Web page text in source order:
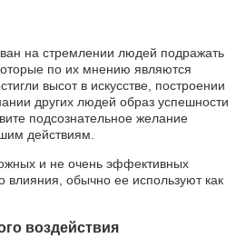
на стремлении людей подражать
по их мнению являются
высот в искусстве, построении
других людей образ успешности
подсознательное желание
действиям.
и не очень эффективных
влияния, обычно ее используют как
воздействия